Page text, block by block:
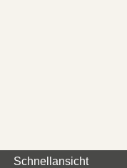
Schnellansicht